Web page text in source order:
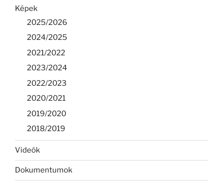
Képek
2025/2026
2024/2025
2021/2022
2023/2024
2022/2023
2020/2021
2019/2020
2018/2019
Videók
Dokumentumok